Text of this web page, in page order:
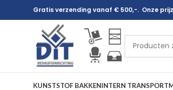
Gratis verzending vanaf € 500,-. Onze
KUNSTSTOF BAKKENINTERN TRANSPORT